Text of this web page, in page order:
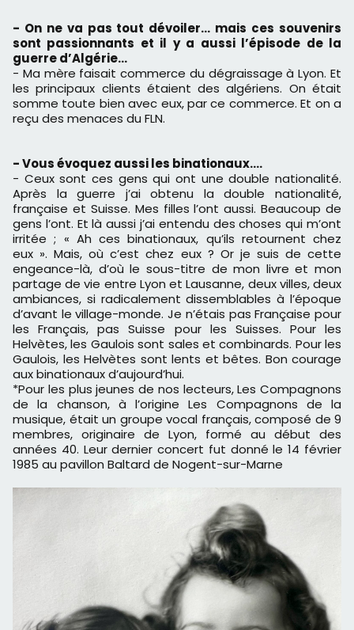
- On ne va pas tout dévoiler… mais ces souvenirs
sont passionnants et il y a aussi l’épisode de la
guerre d’Algérie...
- Ma mère faisait commerce du dégraissage à Lyon. Et
les principaux clients étaient des algériens. On était
somme toute bien avec eux, par ce commerce. Et on a
reçu des menaces du FLN.
- Vous évoquez aussi les binationaux….
- Ceux sont ces gens qui ont une double nationalité.
Après la guerre j’ai obtenu la double nationalité,
française et Suisse. Mes filles l’ont aussi. Beaucoup de
gens l’ont. Et là aussi j’ai entendu des choses qui m’ont
irritée ; « Ah ces binationaux, qu’ils retournent chez
eux ». Mais, où c’est chez eux ? Or je suis de cette
engeance-là, d’où le sous-titre de mon livre et mon
partage de vie entre Lyon et Lausanne, deux villes, deux
ambiances, si radicalement dissemblables à l’époque
d’avant le village-monde. Je n’étais pas Française pour
les Français, pas Suisse pour les Suisses. Pour les
Helvètes, les Gaulois sont sales et combinards. Pour les
Gaulois, les Helvètes sont lents et bêtes. Bon courage
aux binationaux d’aujourd’hui.
*Pour les plus jeunes de nos lecteurs, Les Compagnons
de la chanson, à l’origine Les Compagnons de la
musique, était un groupe vocal français, composé de 9
membres, originaire de Lyon, formé au début des
années 40. Leur dernier concert fut donné le 14 février
1985 au pavillon Baltard de Nogent-sur-Marne